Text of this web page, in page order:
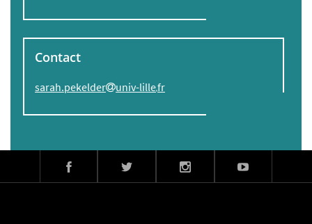
Contact
sarah.pekelder univ-lillefr